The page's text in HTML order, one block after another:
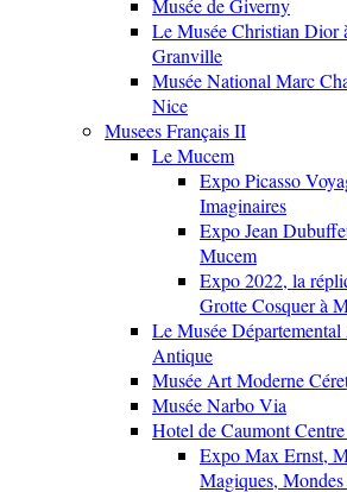
Musée de Giverny
Le Musée Christian Dior
Granville
Musée National Marc
Nice
Musees Français II
Le Mucem
Expo Picasso
Imaginaires
Expo Jean
Mucem
Expo 2022, la
Grotte Cosquer à
Le Musée
Antique
Musée Art Moderne
Musée Narbo Via
Hotel de Caumont
Expo Max Ernst,
Magiques,